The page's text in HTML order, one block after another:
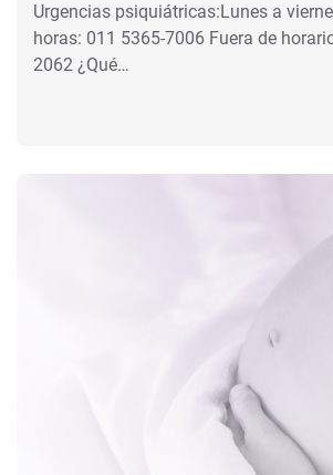
Urgencias psiquiátricas:Lunes a
horas: 011 5365-7006 Fuera de
2062 ¿Qué…